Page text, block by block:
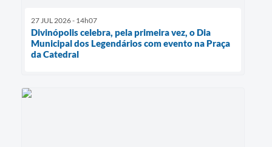
27 JUL 2026 - 14h07
Divinópolis celebra, pela primeira vez, o Dia
Municipal dos Legendários com evento na Praça
da Catedral